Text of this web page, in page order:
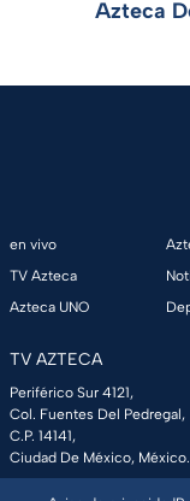
Azteca
en vivo
TV Azteca
Azteca UNO
TV AZTECA
Periférico Sur 4121,
Col. Fuentes Del Pedregal,
C.P. 14141,
Ciudad De México, México.